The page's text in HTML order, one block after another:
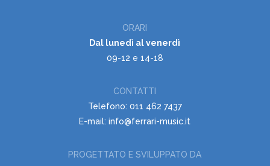
ORARI
Dal lunedì al venerdì
09-12 e 14-18
CONTATTI
Telefono: 011 462 7437
E-mail: info@ferrari-music.it
PROGETTATO E SVILUPPATO DA